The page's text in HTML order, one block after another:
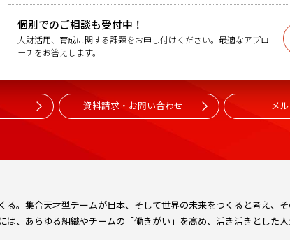
個別でのご相談も受付中！
人財活用、育成に関する課題をお申し付けください。最適なアプロ
ーチをお答えします。
資料請求・お問い合わせ メ
る。集合天才型チームが日本、そして世界の未来をつくると考え、
は、あらゆる組織やチームの「働きがい」を高め、活き活きとした